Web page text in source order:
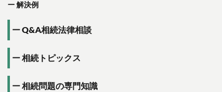
解決例
Q&A相続法律相談
相続トピックス
相続問題の専門知識